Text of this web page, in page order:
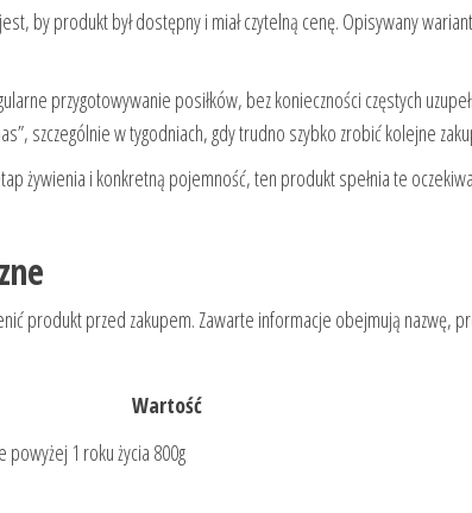
by produkt był dostępny i miał czytelną cenę. Opisywany
przygotowywanie posiłków, bez konieczności częstych
szczególnie w tygodniach, gdy trudno szybko zrobić kolejne
żywienia i konkretną pojemność, ten produkt spełnia te
produkt przed zakupem. Zawarte informacje obejmują nazwę,
Wartość
1 roku życia 800g